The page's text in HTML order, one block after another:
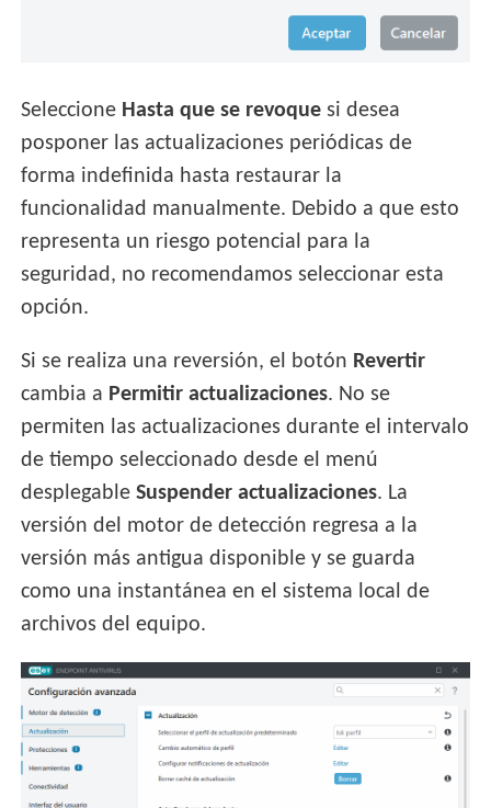
Seleccione Hasta que se revoque si desea
posponer las actualizaciones periódicas de
forma indefinida hasta restaurar la
funcionalidad manualmente. Debido a que esto
representa un riesgo potencial para la
seguridad, no recomendamos seleccionar esta
opción.
Si se realiza una reversión, el botón Revertir
cambia a Permitir actualizaciones. No se
permiten las actualizaciones durante el intervalo
de tiempo seleccionado desde el menú
desplegableSuspender actualizaciones. La
versión del motor de detección regresa a la
versión más antigua disponible y se guarda
como una instantánea en el sistema local de
archivos del equipo.